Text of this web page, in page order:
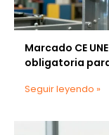
Marcado CE
obligatoria
Seguir leyendo »